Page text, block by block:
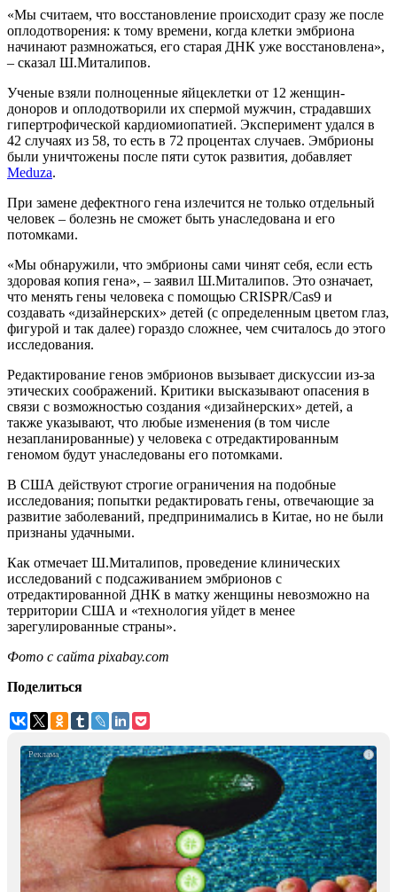
«Мы считаем, что восстановление происходит сразу же после
оплодотворения: к тому времени, когда клетки эмбриона
начинают размножаться, его старая ДНК уже восстановлена»,
– сказал Ш.Миталипов.
Ученые взяли полноценные яйцеклетки от 12 женщин-
доноров и оплодотворили их спермой мужчин, страдавших
гипертрофической кардиомиопатией. Эксперимент удался в
42 случаях из 58, то есть в 72 процентах случаев. Эмбрионы
были уничтожены после пяти суток развития, добавляет
Meduza.
При замене дефектного гена излечится не только отдельный
человек – болезнь не сможет быть унаследована и его
потомками.
«Мы обнаружили, что эмбрионы сами чинят себя, если есть
здоровая копия гена», – заявил Ш.Миталипов. Это означает,
что менять гены человека с помощью CRISPR/Cas9 и
создавать «дизайнерских» детей (с определенным цветом глаз,
фигурой и так далее) гораздо сложнее, чем считалось до этого
исследования.
Редактирование генов эмбрионов вызывает дискуссии из-за
этических соображений. Критики высказывают опасения в
связи с возможностью создания «дизайнерских» детей, а
также указывают, что любые изменения (в том числе
незапланированные) у человека с отредактированным
геномом будут унаследованы его потомками.
В США действуют строгие ограничения на подобные
исследования; попытки редактировать гены, отвечающие за
развитие заболеваний, предпринимались в Китае, но не были
признаны удачными.
Как отмечает Ш.Миталипов, проведение клинических
исследований с подсаживанием эмбрионов с
отредактированной ДНК в матку женщины невозможно на
территории США и «технология уйдет в менее
зарегулированные страны».
Фото с сайта pixabay.com
Поделиться
i